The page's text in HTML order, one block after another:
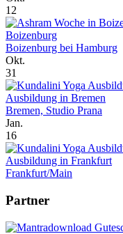
12
Boizenburg
Boizenburg bei Hamburg
Okt.
31
Ausbildung in Bremen
Bremen, Studio Prana
Jan.
16
Ausbildung in Frankfurt
Frankfurt/Main
Partner